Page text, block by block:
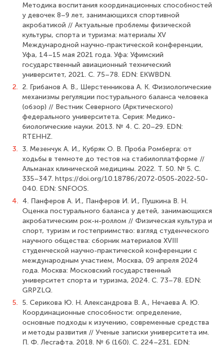
Методика воспитания координационных способностей
у девочек 8–9 лет, занимающихся спортивной
акробатикой // Актуальные проблемы физической
культуры, спорта и туризма: материалы XV
Международной научно-практической конференции,
Уфа, 14–15 мая 2021 года. Уфа: Уфимский
государственный авиационный технический
университет, 2021. С. 75–78. EDN: EKWBDN.
2. 2. Грибанов А. В., Шерстенникова А. К. Физиологические
механизмы регуляции постурального баланса человека
(обзор) // Вестник Северного (Арктического)
федерального университета. Серия: Медико-
биологические науки. 2013. № 4. С. 20–29. EDN:
RTEHHZ.
3. 3. Мезенчук А. И., Кубряк О. В. Проба Ромберга: от
ходьбы в темноте до тестов на стабилоплатформе //
Альманах клинической медицины. 2022. Т. 50. № 5. С.
335–347. https://doi.org/10.18786/2072-0505-2022-50-
040. EDN: SNFOOS.
4. 4. Панферов А. И., Панферов И. И., Пушкина В. Н.
Оценка постурального баланса у детей, занимающихся
акробатическим рок-н-роллом // Физическая культура и
спорт, туризм и гостеприимство: взгляд студенческого
научного общества: сборник материалов XVIII
студенческой научно-практической конференции с
международным участием, Москва, 09 апреля 2024
года. Москва: Московский государственный
университет спорта и туризма, 2024. С. 73–78. EDN:
GRPZLQ.
5. 5. Серикова Ю. Н. Александрова В. А., Нечаева А. Ю.
Координационные способности: определение,
основные подходы к изучению, современные средства
и методы развития // Ученые записки университета им.
П. Ф. Лесгафта. 2018. № 6 (160). С. 224–231. EDN: